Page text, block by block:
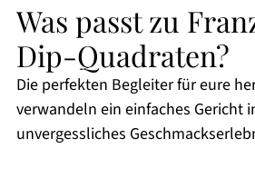
Was passt zu
Dip-Quadraten?
Die perfekten Begleiter für eure
verwandeln ein einfaches Gericht
unvergessliches